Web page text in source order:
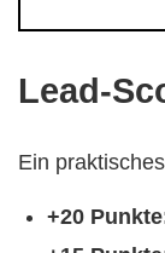
Lead-
Ein
+20